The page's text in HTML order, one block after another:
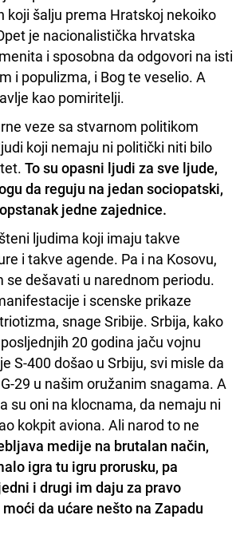
koji šalju prema Hratskoj nekoiko
je nacionalistička hrvatska
i sposobna da odgovori na isti
i populizma, i Bog te veselio. A
kao pomiritelji.
veze sa stvarnom politikom
koji nemaju ni politički niti bilo
To su opasni ljudi za sve ljude,
da reguju na jedan sociopatski,
jedne zajednice.
ljudima koji imaju takve
i takve agende. Pa i na Kosovu,
se dešavati u narednom periodu.
i scenske prikaze
snage Sribije. Srbija, kako
20 godina jaču vojnu
S-400 došao u Srbiju, svi misle da
29 u našim oružanim snagama. A
su oni na klocnama, da nemaju ni
kokpit aviona. Ali narod to ne
medije na brutalan način,
igra tu igru prorusku, pa
i drugi im daju za pravo
da ućare nešto na Zapadu